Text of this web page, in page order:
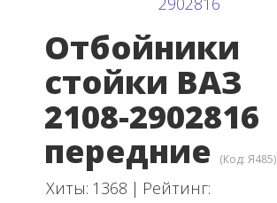
Отбойники
стойки ВАЗ
2108-2902816
передние (Код: Я485)
Хиты: 1368 | Рейтинг: